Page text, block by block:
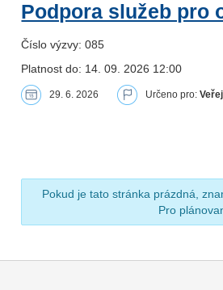
Podpora služeb pro
Číslo výzvy: 085
Platnost do: 14. 09. 2026 12:00
29. 6. 2026 Určeno pro:
Pokud je tato stránka prázdná,
Pro